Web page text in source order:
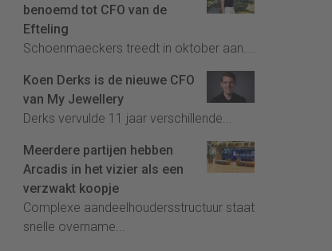
benoemd tot CFO van de
Efteling
Schoenmaeckers treedt in oktober aan....
Koen Derks is de nieuwe CFO
van My Jewellery
Derks vervulde 11 jaar verschillende...
Meerdere partijen hebben
Arcadis in het vizier als een
verzwakt koopje
Complexe aandeelhoudersstructuur staat
snelle overname...